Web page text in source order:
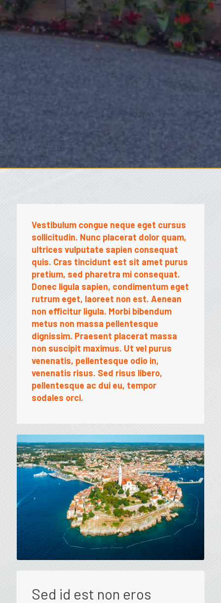
Vestibulum congue neque eget cursus
sollicitudin. Nunc placerat dolor quam,
ultrices vulputate sapien consequat
quis. Cras tincidunt est sit amet purus
pretium, sed pharetra mi consequat.
Donec ligula sapien, condimentum eget
rutrum eget, laoreet non est. Aenean
non efficitur ligula. Morbi bibendum
metus non massa pellentesque
dignissim. Praesent placerat massa
non suscipit maximus. Ut vel purus
venenatis, pellentesque odio in,
venenatis risus. Sed risus libero,
pellentesque ac dui eu, tempor
sodales orci.
Sed id est non eros